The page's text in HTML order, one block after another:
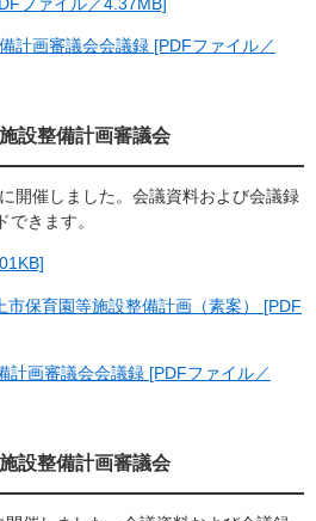
計画審議会会議録 [PDFファイル／
設整備計画審議会
開催しました。会議資料および会議録
きます。
市保育園等施設整備計画​（素案） [PDF
計画審議会会議録 [PDFファイル／
設整備計画審議会